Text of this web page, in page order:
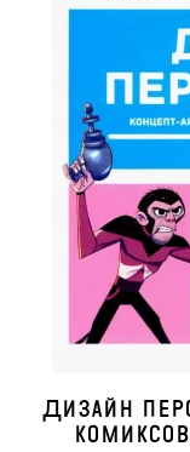
Дизайн